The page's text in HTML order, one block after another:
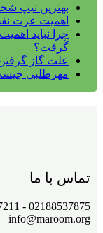
بهترین تیپ
اهمیت عزت
چرا نباید
گرفت؟
علت گاز
مهرطلبی
تماس با ما
02188537875 - 09033877211
info@maroom.org